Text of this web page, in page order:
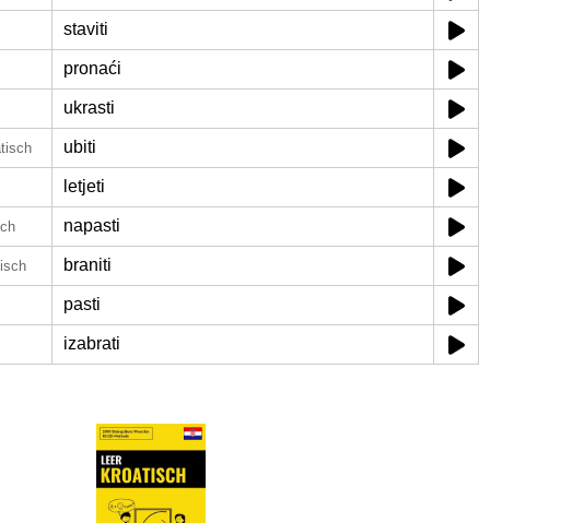
staviti
pronaći
ukrasti
ubiti
letjeti
napasti
braniti
pasti
izabrati